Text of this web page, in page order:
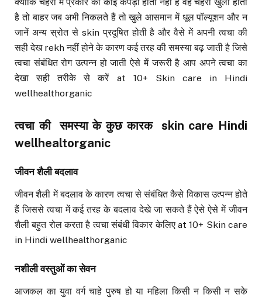
है तो बाहर जब अभी निकलते हैं तो खुले आसमान में धूल पॉल्यूशन और न
जानें अन्य स्रोत से skin प्रदूषित होती है और वैसे में अपनी त्वचा की
सही देख rekh नहीं होने के कारण कई तरह की समस्या बढ़ जाती है जिसे
त्वचा संबंधित रोग उत्पन्न हो जाती ऐसे में जरूरी है आप अपने त्वचा का
देखा सही तरीके से करें at 10+ Skin care in Hindi
wellhealthorganic
त्वचा की समस्या के कुछ कारकskin care Hindi
wellhealtorganic
जीवन शैली बदलाव
जीवन शैली में बदलाव के कारण त्वचा से संबंधित कैसे विकास उत्पन्न होते
हैं जिससे त्वचा में कई तरह के बदलाव देखे जा सकते हैं ऐसे ऐसे में जीवन
शैली बहुत रोल करता है त्वचा संबंधी विकार केलिए at 10+ Skin care
in Hindi wellhealthorganic
नशीली वस्तुओं का सेवन
आजकल का युवा वर्ग चाहे पुरुष हो या महिला किसी न किसी न सके